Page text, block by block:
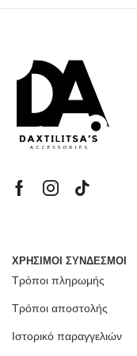
ΧΡΗΣΙΜΟΙ ΣΥΝΔΕΣΜΟΙ
Τρόποι πληρωμής
Τρόποι αποστολής
Ιστορικό παραγγελιών